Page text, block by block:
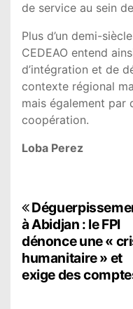
de service au sein
Plus d’un demi-
CEDEAO entend
d’intégration et de
contexte régional
mais également par
coopération.
Loba Perez
N
a
v
à Abidjan : le FPI
dénonce une «
humanitaire » et
exige des